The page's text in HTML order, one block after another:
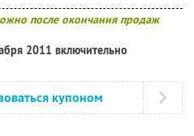
после окончания продаж
2011 включительно
купоном